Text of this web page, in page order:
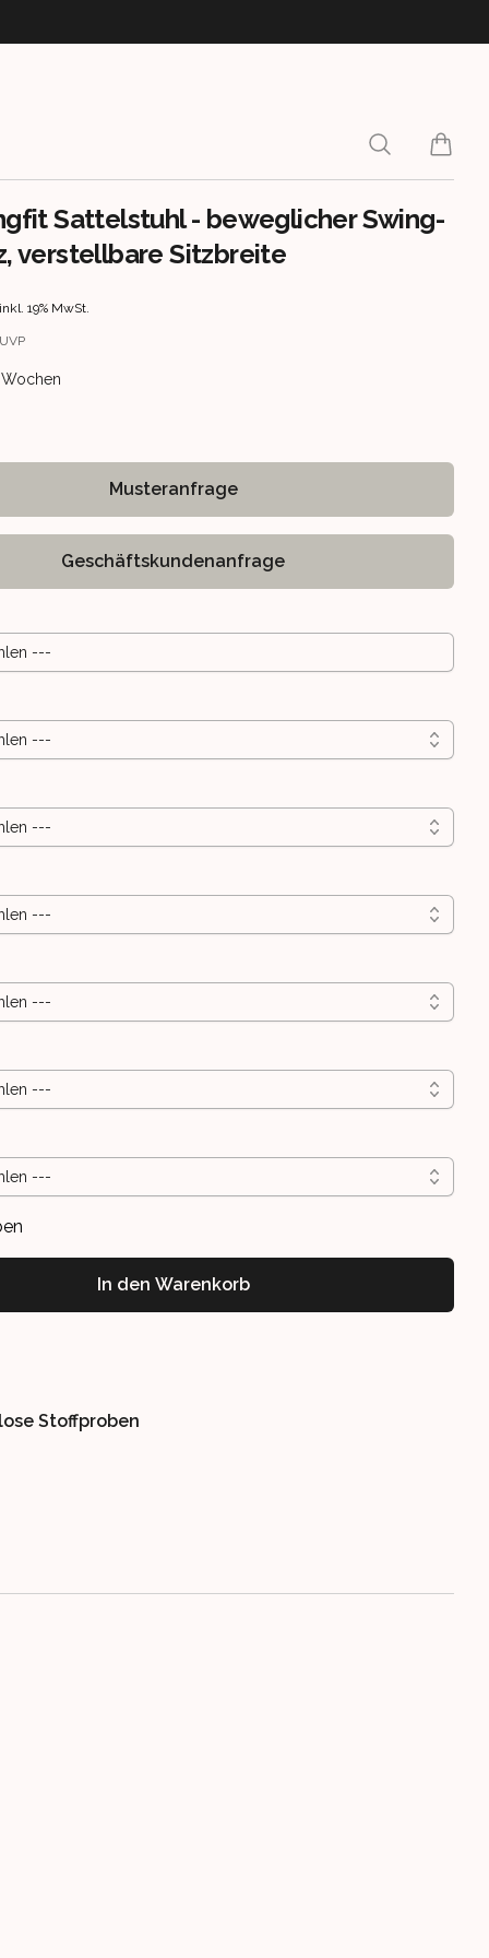
Search
items
Sattelstuhl - beweglicher Swing-
verstellbare Sitzbreite
inkl. 19% MwSt.
UVP
information
Wochen
SITZBREITE
VERSTELLBARE SITZBREITE
SWING-SATTELSITZ, VERSTELLBARE SITZBREITE
Musteranfrage
Geschäftskundenanfrage
---
---
---
---
---
---
---
In den Warenkorb
Stoffproben